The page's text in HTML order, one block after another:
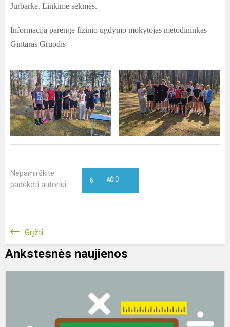
Jurbarke. Linkime sėkmės.
Informaciją parengė fizinio ugdymo mokytojas metodininkas
Gintaras Gruodis
Nepamirškite
padėkoti autoriui
AČIŪ
6
Grįžti
Ankstesnės naujienos